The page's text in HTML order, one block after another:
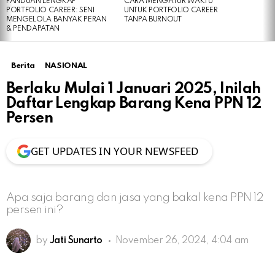
PORTFOLIO CAREER: SENI
MENGELOLA BANYAK PERAN
& PENDAPATAN
UNTUK PORTFOLIO CAREER
TANPA BURNOUT
Berita NASIONAL
Berlaku Mulai 1 Januari 2025, Inilah
Daftar Lengkap Barang Kena PPN 12
Persen
GET UPDATES IN YOUR NEWSFEED
Apa saja barang dan jasa yang bakal kena PPN 12
persen ini?
by Jati Sunarto November 26, 2024, 4:04 am